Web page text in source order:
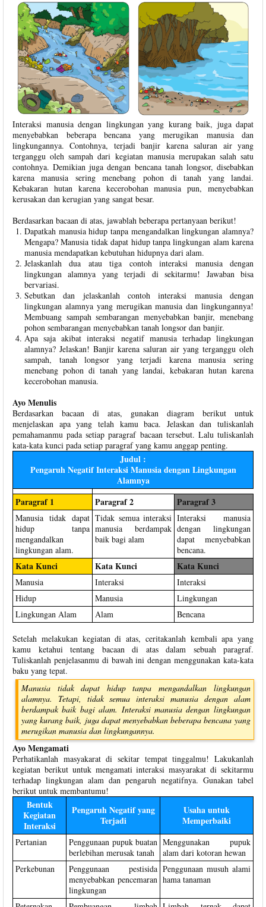
Interaksi manusia dengan lingkungan yang kurang baik, juga dapat
menyebabkan beberapa bencana yang merugikan manusia dan
lingkungannya. Contohnya, terjadi banjir karena saluran air yang
terganggu oleh sampah dari kegiatan manusia merupakan salah satu
contohnya. Demikian juga dengan bencana tanah longsor, disebabkan
karena manusia sering menebang pohon di tanah yang landai.
Kebakaran hutan karena kecerobohan manusia pun, menyebabkan
kerusakan dan kerugian yang sangat besar.
Berdasarkan bacaan di atas, jawablah beberapa pertanyaan berikut!
Dapatkah manusia hidup tanpa mengandalkan lingkungan alamnya?
Mengapa? Manusia tidak dapat hidup tanpa lingkungan alam karena
manusia mendapatkan kebutuhan hidupnya dari alam.
Jelaskanlah dua atau tiga contoh interaksi manusia dengan
lingkungan alamnya yang terjadi di sekitarmu! Jawaban bisa
bervariasi.
Sebutkan dan jelaskanlah contoh interaksi manusia dengan
lingkungan alamnya yang merugikan manusia dan lingkungannya!
Membuang sampah sembarangan menyebabkan banjir, menebang
pohon sembarangan menyebabkan tanah longsor dan banjir.
Apa saja akibat interaksi negatif manusia terhadap lingkungan
alamnya? Jelaskan! Banjir karena saluran air yang terganggu oleh
sampah, tanah longsor yang terjadi karena manusia sering
menebang pohon di tanah yang landai, kebakaran hutan karena
kecerobohan manusia.
Ayo Menulis
Berdasarkan bacaan di atas, gunakan diagram berikut untuk
menjelaskan apa yang telah kamu baca. Jelaskan dan tuliskanlah
pemahamanmu pada setiap paragraf bacaan tersebut. Lalu tuliskanlah
kata-kata kunci pada setiap paragraf yang kamu anggap penting.
Judul :
Pengaruh Negatif Interaksi Manusia dengan Lingkungan
Alamnya
Paragraf 1
Paragraf 2 Paragraf 3
Manusia tidak dapat
hidup tanpa
mengandalkan
lingkungan alam.
Tidak semua interaksi
manusia berdampak
baik bagi alam
Interaksi manusia
dengan lingkungan
dapat menyebabkan
bencana.
Kata Kunci Kata Kunci Kata Kunci
Manusia Interaksi
Interaksi
Hidup
Manusia
Lingkungan
Lingkungan Alam
Alam Bencana
Setelah melakukan kegiatan di atas, ceritakanlah kembali apa yang
kamu ketahui tentang bacaan di atas dalam sebuah paragraf.
Tuliskanlah penjelasanmu di bawah ini dengan menggunakan kata-kata
baku yang tepat.
Manusia tidak dapat hidup tanpa mengandalkan lingkungan
alamnya. Tetapi, tidak semua interaksi manusia dengan alam
berdampak baik bagi alam. Interaksi manusia dengan lingkungan
yang kurang baik, juga dapat menyebabkan beberapa bencana yang
merugikan manusia dan lingkungannya.
Ayo Mengamati
Perhatikanlah masyakarat di sekitar tempat tinggalmu! Lakukanlah
kegiatan berikut untuk mengamati interaksi masyarakat di sekitarmu
terhadap lingkungan alam dan pengaruh negatifnya. Gunakan tabel
berikut untuk membantumu!
Bentuk
Kegiatan
Interaksi
Pengaruh Negatif yang
Terjadi
Usaha untuk
Memperbaiki
Pertanian
Penggunaan pupuk buatan
berlebihan merusak tanah
Menggunakan pupuk
alam dari kotoran hewan
Perkebunan
Penggunaan pestisida
menyebabkan pencemaran
lingkungan
Penggunaan musuh alami
hama tanaman